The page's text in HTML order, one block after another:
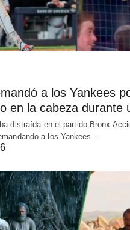
a los Yankees
en la cabeza durante
distraída en el partido Bronx
a los Yankees…